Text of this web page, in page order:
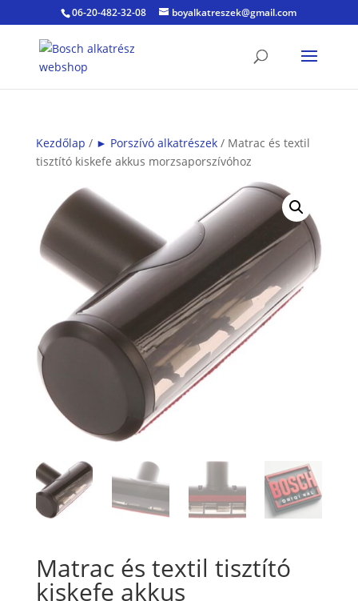
06-20-482-32-08 boyalkatreszek@gmail.com
Kezdőlap / ► Porszívó alkatrészek/ Matrac és textil
tisztító kiskefe akkus morzsaporszívóhoz
Matrac és textil tisztító
kiskefe akkus